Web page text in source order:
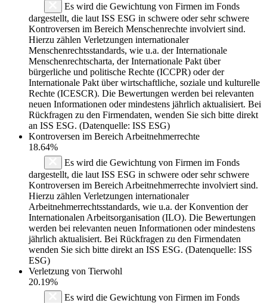
Es wird die Gewichtung von Firmen im Fonds
dargestellt, die laut ISS ESG in schwere oder sehr schwere
Kontroversen im Bereich Menschenrechte involviert sind.
Hierzu zählen Verletzungen internationaler
Menschenrechtsstandards, wie u.a. der Internationale
Menschenrechtscharta, der Internationale Pakt über
bürgerliche und politische Rechte (ICCPR) oder der
Internationale Pakt über wirtschaftliche, soziale und kulturelle
Rechte (ICESCR). Die Bewertungen werden bei relevanten
neuen Informationen oder mindestens jährlich aktualisiert. Bei
Rückfragen zu den Firmendaten, wenden Sie sich bitte direkt
an ISS ESG. (Datenquelle: ISS ESG)
Kontroversen im Bereich Arbeitnehmerrechte
18.64%
Es wird die Gewichtung von Firmen im Fonds
dargestellt, die laut ISS ESG in schwere oder sehr schwere
Kontroversen im Bereich Arbeitnehmerrechte involviert sind.
Hierzu zählen Verletzungen internationaler
Arbeitnehmerrechtsstandards, wie u.a. der Konvention der
Internationalen Arbeitsorganisation (ILO). Die Bewertungen
werden bei relevanten neuen Informationen oder mindestens
jährlich aktualisiert. Bei Rückfragen zu den Firmendaten
wenden Sie sich bitte direkt an ISS ESG. (Datenquelle: ISS
ESG)
Verletzung von Tierwohl
20.19%
Es wird die Gewichtung von Firmen im Fonds